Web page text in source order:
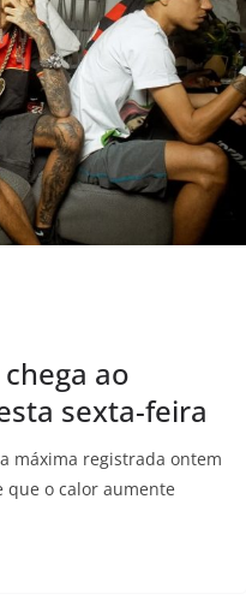
ao
sexta-feira
máxima registrada ontem
que o calor aumente